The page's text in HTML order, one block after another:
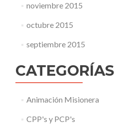
noviembre 2015
octubre 2015
septiembre 2015
CATEGORÍAS
Animación Misionera
CPP's y PCP's